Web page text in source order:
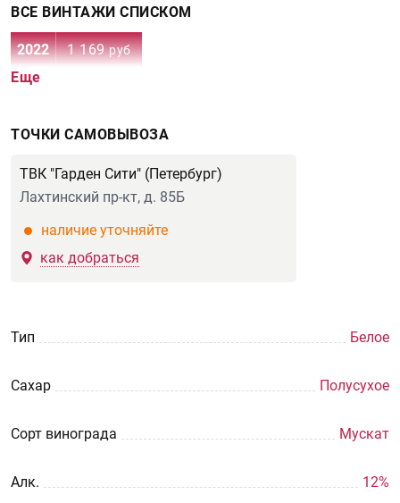
ВСЕ ВИНТАЖИ СПИСКОМ
2022 1 169руб
Еще
ТОЧКИ САМОВЫВОЗА
ТВК "Гарден Сити" (Петербург)
Лахтинский пр-кт, д. 85Б
наличие уточняйте
как добраться
Тип Белое
Сахар Полусухое
Сорт винограда Мускат
Aлк. 12%